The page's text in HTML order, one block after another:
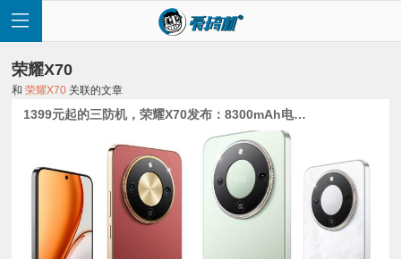
荣耀X70
和荣耀X70 关联的文章
1399元起的三防机，荣耀X70发布：8300mAh电池+双80W快充 | 2499元起的荣耀平板GT Pro 2发布